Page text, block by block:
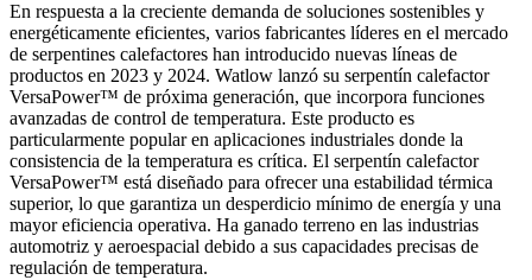
En respuesta a la creciente demanda de soluciones sostenibles y
energéticamente eficientes, varios fabricantes líderes en el mercado
de serpentines calefactores han introducido nuevas líneas de
productos en 2023 y 2024. Watlow lanzó su serpentín calefactor
VersaPower™ de próxima generación, que incorpora funciones
avanzadas de control de temperatura. Este producto es
particularmente popular en aplicaciones industriales donde la
consistencia de la temperatura es crítica. El serpentín calefactor
VersaPower™ está diseñado para ofrecer una estabilidad térmica
superior, lo que garantiza un desperdicio mínimo de energía y una
mayor eficiencia operativa. Ha ganado terreno en las industrias
automotriz y aeroespacial debido a sus capacidades precisas de
regulación de temperatura.